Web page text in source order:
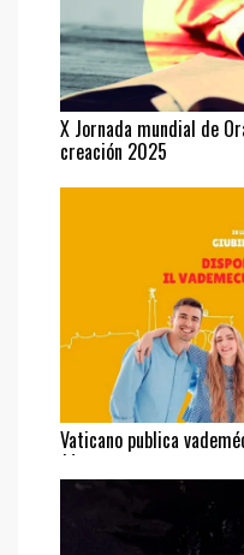
X Jornada mundial de
creación 2025
Vaticano publica
Jóvenes